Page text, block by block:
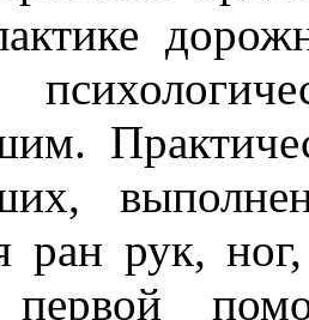
ран рук,
первой